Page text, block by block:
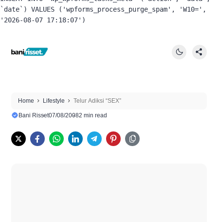
`date`) VALUES ('wpforms_process_purge_spam', 'W10=',
'2026-08-07 17:18:07')
Home Lifestyle Telur Adiksi “SEX”
Bani Risset07/08/20082 min read